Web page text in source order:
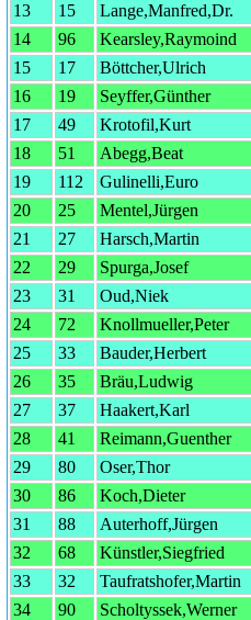
13
15 Lange,Manfred,Dr.
14
96 Kearsley,Raymoind
15
17 Böttcher,Ulrich
16
19 Seyffer,Günther
17
49 Krotofil,Kurt
18
51 Abegg,Beat
19
112 Gulinelli,Euro
20
25 Mentel,Jürgen
21
27 Harsch,Martin
22
29 Spurga,Josef
23
31 Oud,Niek
24
72 Knollmueller,Peter
25
33 Bauder,Herbert
26
35 Bräu,Ludwig
27
37 Haakert,Karl
28
41 Reimann,Guenther
29
80 Oser,Thor
30
86 Koch,Dieter
31
88 Auterhoff,Jürgen
32
68 Künstler,Siegfried
33
32 Taufratshofer,Martin
34
90 Scholtyssek,Werner